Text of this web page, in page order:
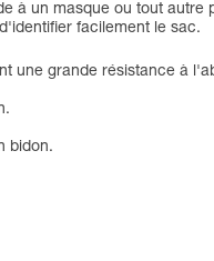
à un masque ou tout
facilement le sac.
une grande résistance à
bidon.